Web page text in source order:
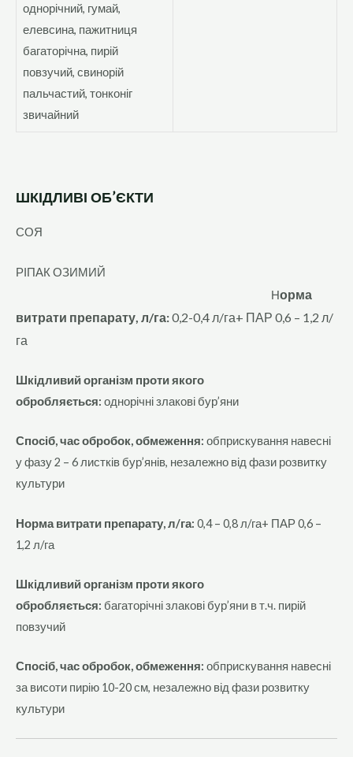
однорічний, гумай,
елевсина, пажитниця
багаторічна, пирій
повзучий, свинорій
пальчастий, тонконіг
звичайний
ШКІДЛИВІ ОБ’ЄКТИ
СОЯ
РІПАК ОЗИМИЙ
Норма
витрати препарату, л/га:0,2-0,4 л/га+ ПАР 0,6 – 1,2 л/
га
Шкідливий організм проти якого
обробляється: однорічні злакові бур’яни
Спосіб, час обробок, обмеження: обприскування навесні
у фазу 2 – 6 листків бур’янів, незалежно від фази розвитку
культури
Норма витрати препарату, л/га: 0,4 – 0,8 л/га+ ПАР 0,6 –
1,2 л/га
Шкідливий організм проти якого
обробляється: багаторічні злакові бур’яни в т.ч. пирій
повзучий
Спосіб, час обробок, обмеження: обприскування навесні
за висоти пирію 10-20 см, незалежно від фази розвитку
культури